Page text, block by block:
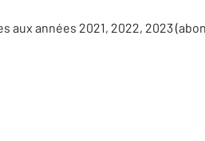
aux années 2021, 2022, 2023